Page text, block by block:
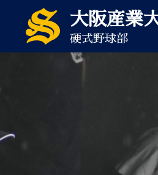
大阪産業
硬式野球部